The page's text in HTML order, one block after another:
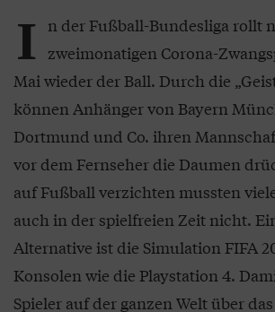
I n der Fußball-Bundesliga rollt
zweimonatigen Corona-
Mai wieder der Ball. Durch die
können Anhänger von Bayern
Dortmund und Co. ihren
vor dem Fernseher die Daumen
auf Fußball verzichten mussten
auch in der spielfreien Zeit nicht.
Alternative ist die Simulation FIFA
Konsolen wie die Playstation 4.
Spieler auf der ganzen Welt über